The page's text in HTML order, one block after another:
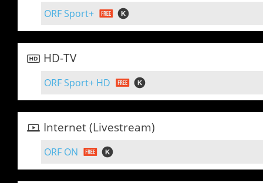
ORF Sport+
HD-TV
ORF Sport+ HD
Internet (Livestream)
ORF ON